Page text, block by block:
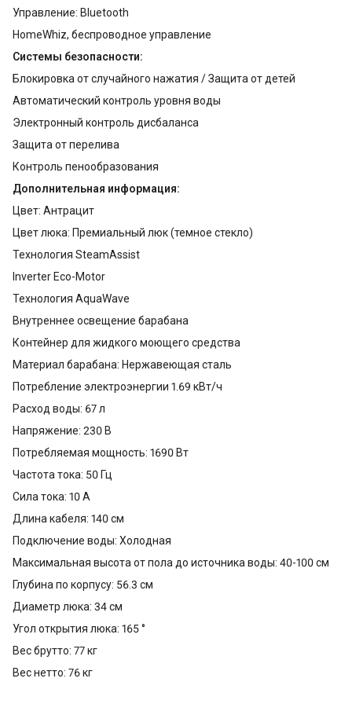
Управление: Bluetooth
HomeWhiz, беспроводное управление
Системы безопасности:
Блокировка от случайного нажатия / Защита от детей
Автоматический контроль уровня воды
Электронный контроль дисбаланса
Защита от перелива
Контроль пенообразования
Дополнительная информация:
Цвет: Антрацит
Цвет люка: Премиальный люк (темное стекло)
Технология SteamAssist
Inverter Eco-Motor
Технология AquaWave
Внутреннее освещение барабана
Контейнер для жидкого моющего средства
Материал барабана: Нержавеющая сталь
Потребление электроэнергии 1.69 кВт/ч
Расход воды: 67 л
Напряжение: 230 В
Потребляемая мощность: 1690 Вт
Частота тока: 50 Гц
Сила тока: 10 А
Длина кабеля: 140 см
Подключение воды: Холодная
Максимальная высота от пола до источника воды: 40-100 см
Глубина по корпусу: 56.3 см
Диаметр люка: 34 см
Угол открытия люка: 165 °
Вес брутто: 77 кг
Вес нетто: 76 кг